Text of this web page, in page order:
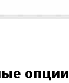
опции